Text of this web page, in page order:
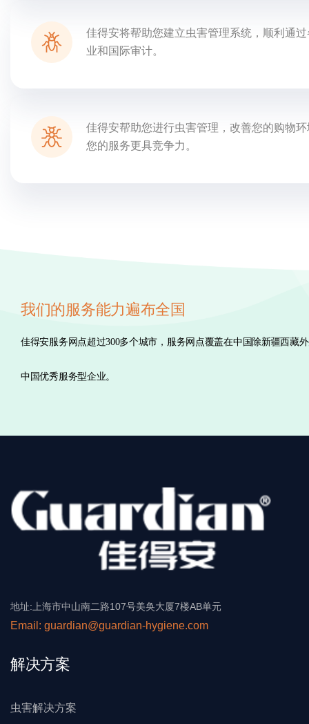
佳得安将帮助您建立虫害管理系统，顺利通
业和国际审计。
佳得安帮助您进行虫害管理，改善您的购物
您的服务更具竞争力。
我们的服务能力遍布全国
佳得安服务网点超过300多个城市，服务网点覆盖在中国除新疆西藏
中国优秀服务型企业。
地址:上海市中山南二路107号美奂大厦7楼AB单元
Email: guardian@guardian-hygiene.com
解决方案
虫害解决方案